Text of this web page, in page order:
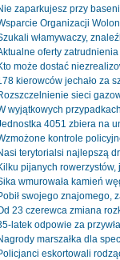
zaparkujesz przy
Organizacji
włamywaczy,
oferty
może dostać
kierowców jechało za
sieci
wyjątkowych
4051 zbiera na
kontrole
terytorialsi najlepszą
pijanych
wmurowała kamień
swojego znajomego,
23 czerewca zmiana
latek odpowie za
marszałka dla
eskortowali